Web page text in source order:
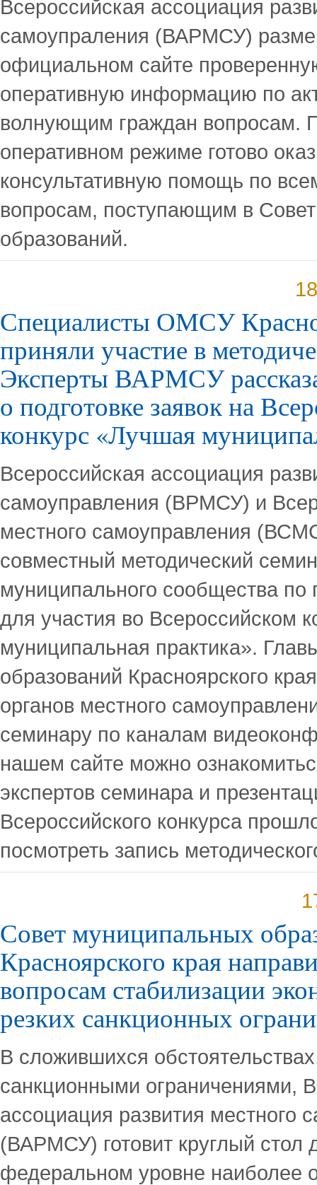
Всероссийская ассоциация
самоупраления (ВАРМСУ)
официальном сайте
оперативную информацию по
волнующим граждан вопросам.
оперативном режиме готово
консультативную помощь по
вопросам, поступающим в
образований.
Специалисты ОМСУ
приняли участие в
Эксперты ВАРМСУ
о подготовке заявок на
конкурс «Лучшая
Всероссийская ассоциация
самоуправления (ВРМСУ) и
местного самоуправления
совместный методический
муниципального сообщества по
для участия во Всероссийском
муниципальная практика».
образований Красноярского
органов местного
семинару по каналам
нашем сайте можно
экспертов семинара и
Всероссийского конкурса
посмотреть запись
Совет муниципальных
Красноярского края
вопросам стабилизации
резких санкционных
В сложившихся
санкционными ограничениями,
ассоциация развития местного
(ВАРМСУ) готовит круглый стол
федеральном уровне наиболее